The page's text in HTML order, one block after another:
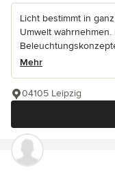
Licht bestimmt in
Umwelt
Mehr
04105 Leipzig